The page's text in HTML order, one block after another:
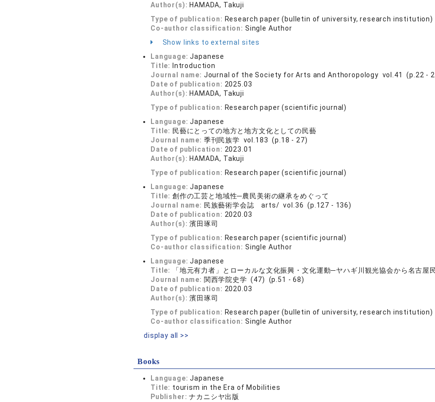
Author(s): HAMADA, Takuji
Type of publication: Research paper (bulletin of university, research institution)
Co-author classification: Single Author
Show links to external sites
Language:Japanese
Title:
Introduction
Journal name: Journal of the Society for Arts and Anthoropology vol.41 (p.22 -
Date of publication: 2025.03
Author(s): HAMADA, Takuji
Type of publication: Research paper (scientific journal)
Language:Japanese
Title: 民藝にとっての地方と地方文化としての民藝
Journal name: 季刊民族学 vol.183 (p.18 - 27)
Date of publication: 2023.01
Author(s): HAMADA, Takuji
Type of publication: Research paper (scientific journal)
Language:Japanese
Title: 創作の工芸と地域性─農民美術の継承をめぐって
Journal name: 民族藝術学会誌 arts/ vol.36 (p.127 - 136)
Date of publication: 2020.03
Author(s):濱田琢司
Type of publication: Research paper (scientific journal)
Co-author classification: Single Author
Language:Japanese
Title:
「地元有力者」とローカルな文化振興・文化運動─ヤハギ川観光協会から名古屋
Journal name: 関西学院史学 (47) (p.51 - 68)
Date of publication: 2020.03
Author(s):濱田琢司
Type of publication: Research paper (bulletin of university, research institution)
Co-author classification: Single Author
display all >>
Books
Language:Japanese
Title: tourism in the Era of Mobilities
Publisher:ナカニシヤ出版